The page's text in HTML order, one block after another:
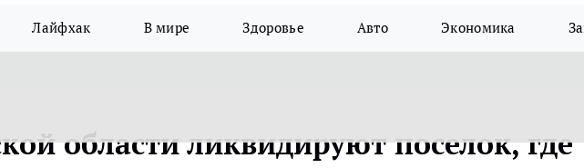
Лайфхак В мире Здоровье Авто Экономика
области ликвидируют поселок, где